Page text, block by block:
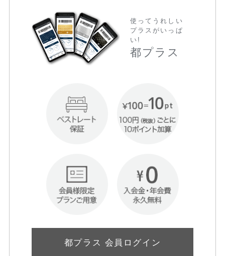
使ってうれしい
プラスがいっぱ
い!
都プラス
都プラス 会員ログイン